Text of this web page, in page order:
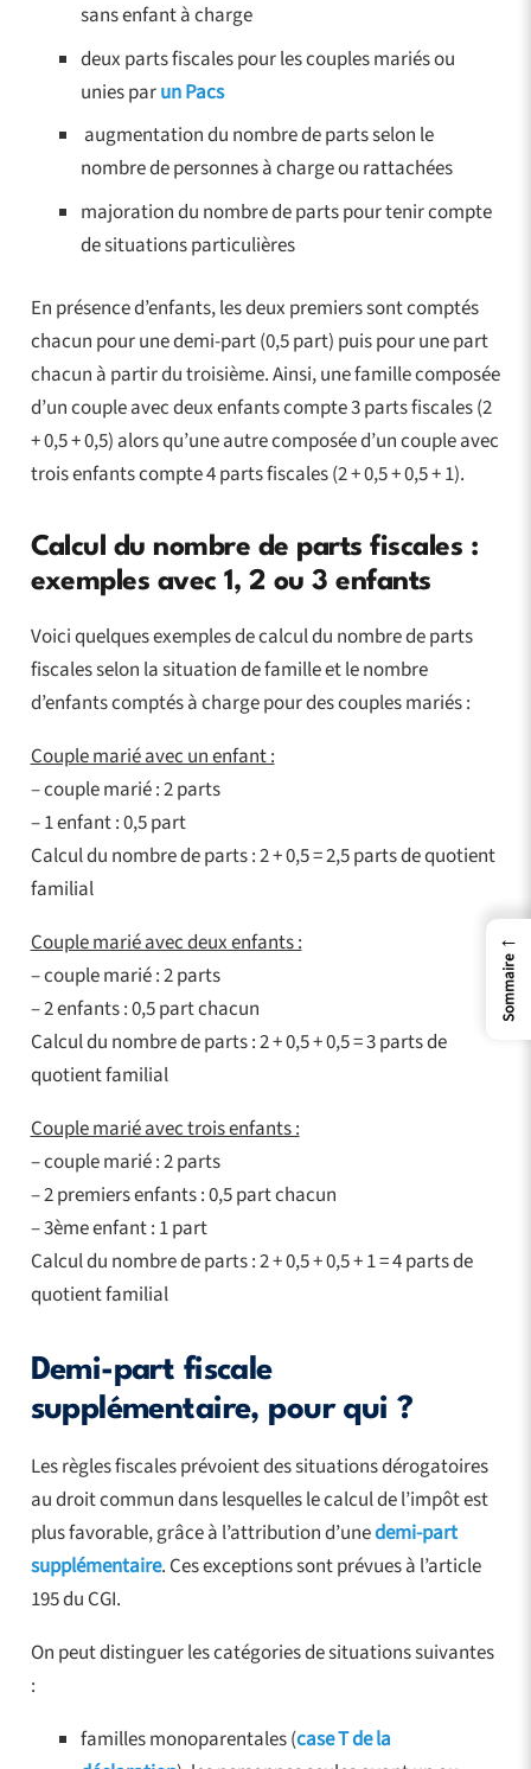
sans enfant à charge
deux parts fiscales pour les couples mariés ou
unies parun Pacs
augmentation du nombre de parts selon le
nombre de personnes à charge ou rattachées
majoration du nombre de parts pour tenir compte
de situations particulières
En présence d’enfants, les deux premiers sont comptés
chacun pour une demi-part (0,5 part) puis pour une part
chacun à partir du troisième. Ainsi, une famille composée
d’un couple avec deux enfants compte 3 parts fiscales (2
+ 0,5 + 0,5) alors qu’une autre composée d’un couple avec
trois enfants compte 4 parts fiscales (2 + 0,5 + 0,5 + 1).
Calcul du nombre de parts fiscales :
exemples avec 1, 2 ou 3 enfants
Voici quelques exemples de calcul du nombre de parts
fiscales selon la situation de famille et le nombre
d’enfants comptés à charge pour des couples mariés :
Couple marié avec un enfant :
– couple marié : 2 parts
– 1 enfant : 0,5 part
Calcul du nombre de parts : 2 + 0,5 = 2,5 parts de quotient
familial
Couple marié avec deux enfants :
– couple marié : 2 parts
– 2 enfants : 0,5 part chacun
Calcul du nombre de parts : 2 + 0,5 + 0,5 = 3 parts de
quotient familial
Couple marié avec trois enfants :
– couple marié : 2 parts
– 2 premiers enfants : 0,5 part chacun
– 3ème enfant : 1 part
Calcul du nombre de parts : 2 + 0,5 + 0,5 + 1 = 4 parts de
quotient familial
Demi-part fiscale
supplémentaire, pour qui ?
Les règles fiscales prévoient des situations dérogatoires
au droit commun dans lesquelles le calcul de l’impôt est
plus favorable, grâce à l’attribution d’unedemi-part
supplémentaire. Ces exceptions sont prévues à l’article
195 du CGI.
On peut distinguer les catégories de situations suivantes
:
familles monoparentales (case T de la
←
Sommaire